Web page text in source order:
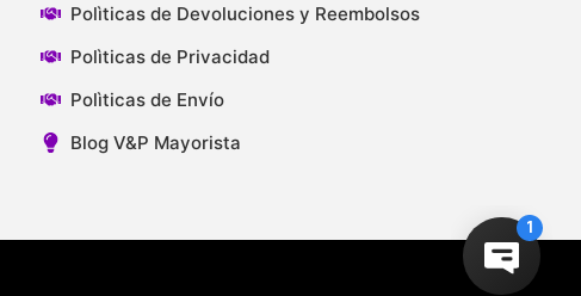
Polìticas de Devoluciones y Reembolsos
Polìticas de Privacidad
Polìticas de Envío
Blog V&P Mayorista